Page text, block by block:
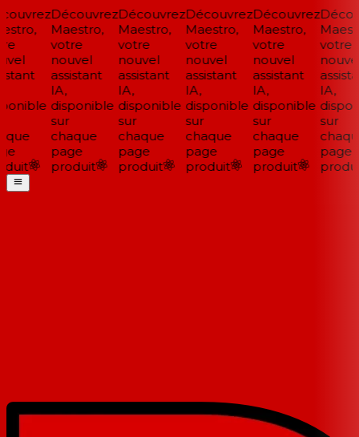
Découvrez
Maestro,
votre
nouvel
assistant
IA,
disponible
sur
chaque
page
produit
Découvrez
Maestro,
votre
nouvel
assistant
IA,
disponible
sur
chaque
page
produit
Découvrez
Maestro,
votre
nouvel
assistant
IA,
disponible
sur
chaque
page
produit
Découvrez
Maestro,
votre
nouvel
assistant
IA,
disponible
sur
chaque
page
produit
votre
nouvel
IA,
sur
page
produit